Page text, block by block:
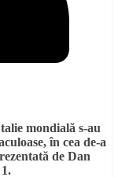
mondială s-au
în cea de-a
de Dan